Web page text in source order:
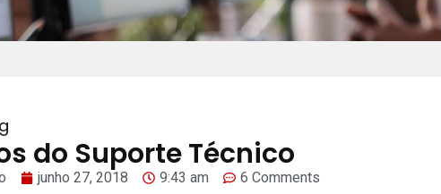
do Suporte Técnico
junho 27, 2018 9:43 am 6 Comments